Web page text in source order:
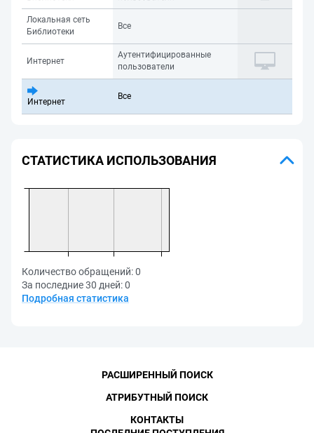
Локальная сеть
Библиотеки
Все
Интернет
Аутентифицированные
пользователи
Интернет
Все
СТАТИСТИКА ИСПОЛЬЗОВАНИЯ
Количество обращений:0
За последние 30 дней:0
Подробная статистика
РАСШИРЕННЫЙ ПОИСК
АТРИБУТНЫЙ ПОИСК
КОНТАКТЫ